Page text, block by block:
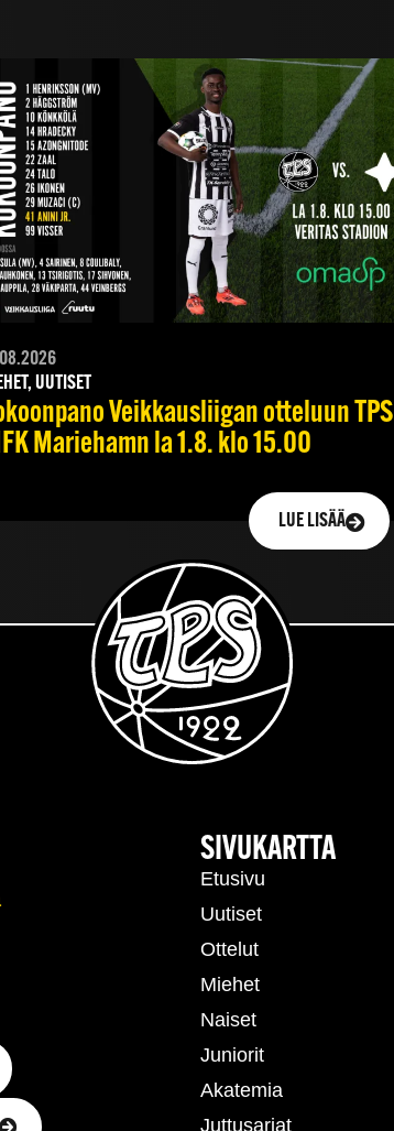
UUTISET
Veikkausliigan otteluun TPS
Mariehamn la 1.8. klo 15.00
LUE LISÄÄ
SIVUKARTTA
Etusivu
Uutiset
Ottelut
Miehet
Naiset
Juniorit
Akatemia
Juttusarjat